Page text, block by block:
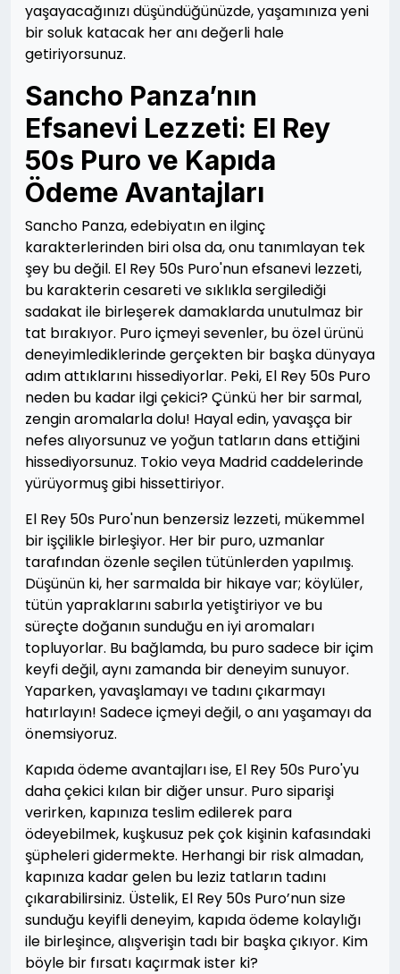
yaşayacağınızı düşündüğünüzde, yaşamınıza yeni
bir soluk katacak her anı değerli hale
getiriyorsunuz.
Sancho Panza’nın
Efsanevi Lezzeti: El Rey
50s Puro ve Kapıda
Ödeme Avantajları
Sancho Panza, edebiyatın en ilginç
karakterlerinden biri olsa da, onu tanımlayan tek
şey bu değil. El Rey 50s Puro'nun efsanevi lezzeti,
bu karakterin cesareti ve sıklıkla sergilediği
sadakat ile birleşerek damaklarda unutulmaz bir
tat bırakıyor. Puro içmeyi sevenler, bu özel ürünü
deneyimlediklerinde gerçekten bir başka dünyaya
adım attıklarını hissediyorlar. Peki, El Rey 50s Puro
neden bu kadar ilgi çekici? Çünkü her bir sarmal,
zengin aromalarla dolu! Hayal edin, yavaşça bir
nefes alıyorsunuz ve yoğun tatların dans ettiğini
hissediyorsunuz. Tokio veya Madrid caddelerinde
yürüyormuş gibi hissettiriyor.
El Rey 50s Puro'nun benzersiz lezzeti, mükemmel
bir işçilikle birleşiyor. Her bir puro, uzmanlar
tarafından özenle seçilen tütünlerden yapılmış.
Düşünün ki, her sarmalda bir hikaye var; köylüler,
tütün yapraklarını sabırla yetiştiriyor ve bu
süreçte doğanın sunduğu en iyi aromaları
topluyorlar. Bu bağlamda, bu puro sadece bir içim
keyfi değil, aynı zamanda bir deneyim sunuyor.
Yaparken, yavaşlamayı ve tadını çıkarmayı
hatırlayın! Sadece içmeyi değil, o anı yaşamayı da
önemsiyoruz.
Kapıda ödeme avantajları ise, El Rey 50s Puro'yu
daha çekici kılan bir diğer unsur. Puro siparişi
verirken, kapınıza teslim edilerek para
ödeyebilmek, kuşkusuz pek çok kişinin kafasındaki
şüpheleri gidermekte. Herhangi bir risk almadan,
kapınıza kadar gelen bu leziz tatların tadını
çıkarabilirsiniz. Üstelik, El Rey 50s Puro’nun size
sunduğu keyifli deneyim, kapıda ödeme kolaylığı
ile birleşince, alışverişin tadı bir başka çıkıyor. Kim
böyle bir fırsatı kaçırmak ister ki?